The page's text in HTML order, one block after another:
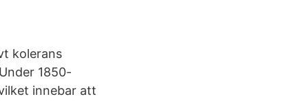
kolerans
1850-
innebar att